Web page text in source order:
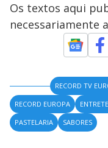
Os textos aqui
necessariamente
RECORD TV
RECORD EUROPA
PASTELARIA
SABORES